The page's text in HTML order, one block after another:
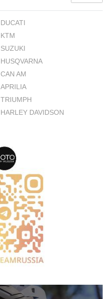
DUCATI
KTM
SUZUKI
HUSQVARNA
CAN AM
APRILIA
TRIUMPH
HARLEY DAVIDSON